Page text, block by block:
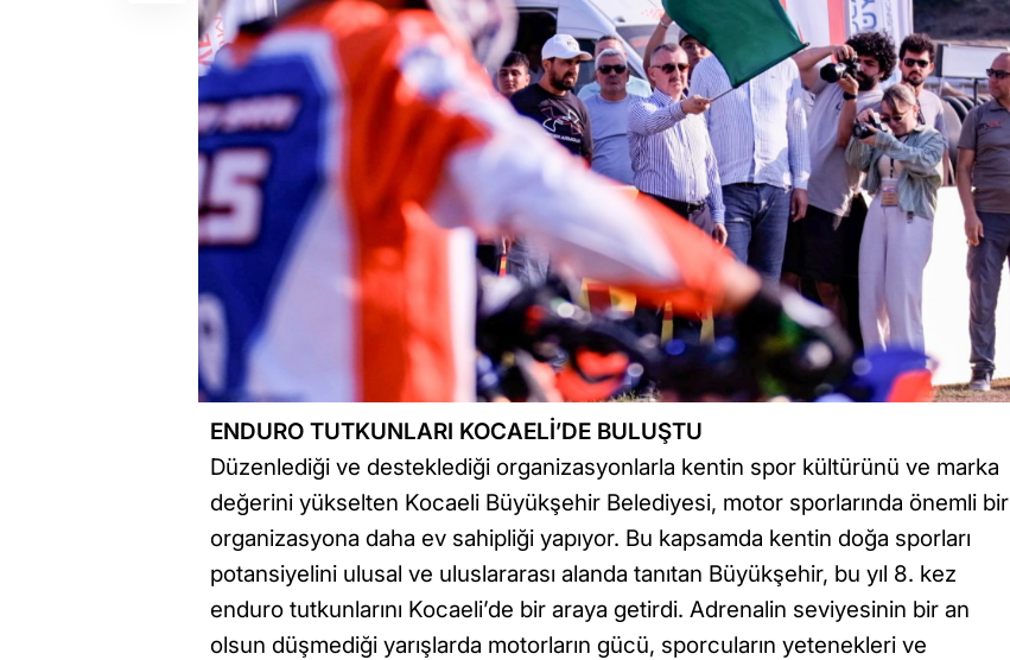
ENDURO TUTKUNLARI KOCAELİ’DE BULUŞTU
Düzenlediği ve desteklediği organizasyonlarla kentin spor kültürünü ve marka
değerini yükselten Kocaeli Büyükşehir Belediyesi, motor sporlarında önemli bir
organizasyona daha ev sahipliği yapıyor. Bu kapsamda kentin doğa sporları
potansiyelini ulusal ve uluslararası alanda tanıtan Büyükşehir, bu yıl 8. kez
enduro tutkunlarını Kocaeli’de bir araya getirdi. Adrenalin seviyesinin bir an
olsun düşmediği yarışlarda motorların gücü, sporcuların yetenekleri ve